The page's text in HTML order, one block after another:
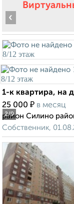
2/9
‹
1-к квартира, на
25 000 ₽ в месяц
район Силино
Собственник,